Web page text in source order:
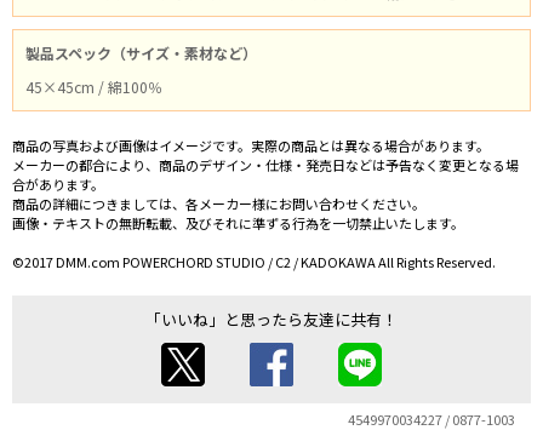
製品スペック（サイズ・素材など）
45×45cm / 綿100％
商品の写真および画像はイメージです。実際の商品とは異なる場合があります。
メーカーの都合により、商品のデザイン・仕様・発売日などは予告なく変更となる場
合があります。
商品の詳細につきましては、各メーカー様にお問い合わせください。
画像・テキストの無断転載、及びそれに準ずる行為を一切禁止いたします。
©2017 DMM.com POWERCHORD STUDIO / C2 / KADOKAWA All Rights Reserved.
「いいね」と思ったら友達に共有！
4549970034227 / 0877-1003